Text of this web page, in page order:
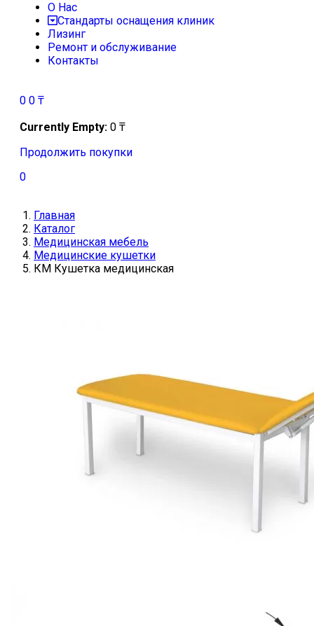
О Нас
Стандарты оснащения клиник
Лизинг
Ремонт и обслуживание
Контакты
0 0 ₸
Currently Empty: 0 ₸
Продолжить покупки
0
Главная
Каталог
Медицинская мебель
Медицинские кушетки
КМ Кушетка медицинская